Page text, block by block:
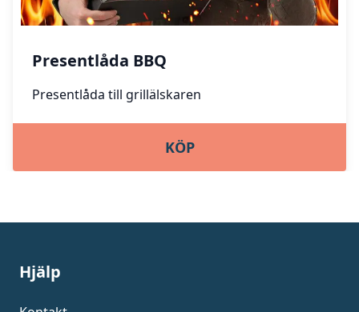
Presentlåda BBQ
Presentlåda till grillälskaren
KÖP
Hjälp